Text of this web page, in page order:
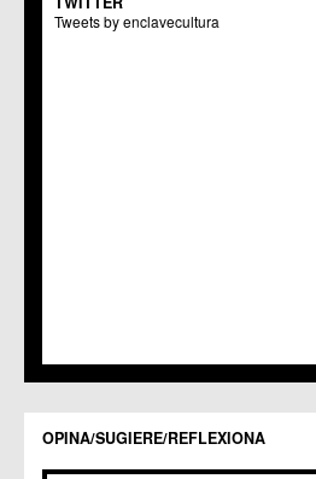
Centros Culturales
C.C. Puertas de Castilla
C.C. Zarandona
Tweets by enclavecultura
OPINA/SUGIERE/REFLEXIONA